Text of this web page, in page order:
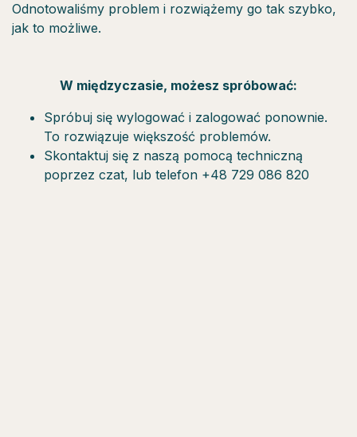
Odnotowaliśmy problem i rozwiążemy go tak szybko,
jak to możliwe.
W międzyczasie, możesz spróbować:
Spróbuj się wylogować i zalogować ponownie.
To rozwiązuje większość problemów.
Skontaktuj się z naszą pomocą techniczną
poprzez czat, lub telefon +48 729 086 820